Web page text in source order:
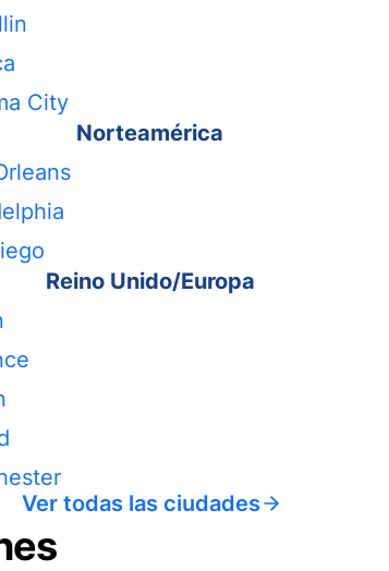
City
Norteamérica
Reino Unido/Europa
Ver todas las ciudades